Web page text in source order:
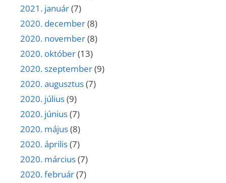
2021. január(7)
2020. december(8)
2020. november(8)
2020. október(13)
2020. szeptember(9)
2020. augusztus(7)
2020. július(9)
2020. június(7)
2020. május(8)
2020. április(7)
2020. március(7)
2020. február(7)